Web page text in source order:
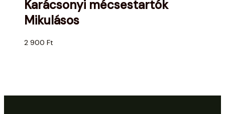
Karácsonyi mécsestartók
Mikulásos
2 900 Ft